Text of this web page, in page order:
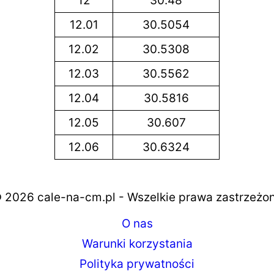
12.01
30.5054
12.02
30.5308
12.03
30.5562
12.04
30.5816
12.05
30.607
12.06
30.6324
cale-na-cm.pl - Wszelkie prawa
O nas
Warunki korzystania
Polityka prywatności